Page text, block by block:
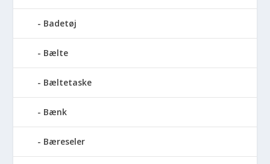
Badetøj
Bælte
Bæltetaske
Bænk
Bæreseler